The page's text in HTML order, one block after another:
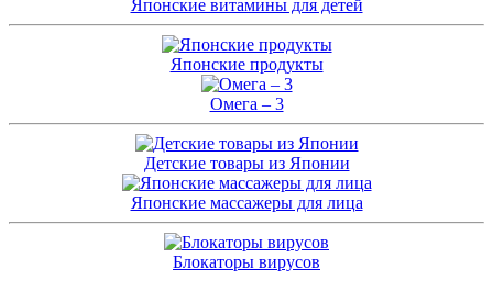
Японские витамины для детей
Японские продукты
Омега – 3
Детские товары из Японии
Японские массажеры для лица
Блокаторы вирусов